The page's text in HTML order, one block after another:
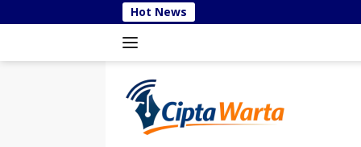
to
Hot News